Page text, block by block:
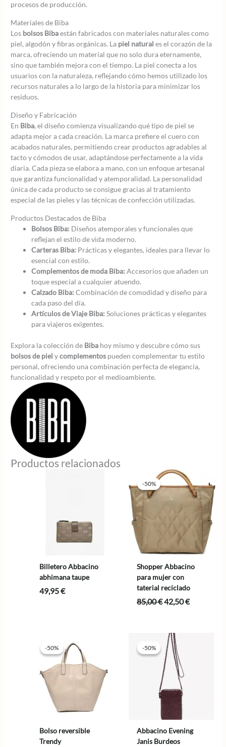
procesos de producción.
Materiales de Biba
Los bolsos Bibaestán fabricados con materiales naturales como
piel, algodón y fibras orgánicas. La piel natural es el corazón de la
marca, ofreciendo un material que no solo dura eternamente,
sino que también mejora con el tiempo. La piel conecta a los
usuarios con la naturaleza, reflejando cómo hemos utilizado los
recursos naturales a lo largo de la historia para minimizar los
residuos.
Diseño y Fabricación
En Biba, el diseño comienza visualizando qué tipo de piel se
adapta mejor a cada creación. La marca prefiere el cuero con
acabados naturales, permitiendo crear productos agradables al
tacto y cómodos de usar, adaptándose perfectamente a la vida
diaria. Cada pieza se elabora a mano, con un enfoque artesanal
que garantiza funcionalidad y atemporalidad. La personalidad
única de cada producto se consigue gracias al tratamiento
especial de las pieles y las técnicas de confección utilizadas.
Productos Destacados de Biba
Bolsos Biba: Diseños atemporales y funcionales que
reflejan el estilo de vida moderno.
Carteras Biba: Prácticas y elegantes, ideales para llevar lo
esencial con estilo.
Complementos de moda Biba: Accesorios que añaden un
toque especial a cualquier atuendo.
Calzado Biba: Combinación de comodidad y diseño para
cada paso del día.
Artículos de Viaje Biba: Soluciones prácticas y elegantes
para viajeros exigentes.
Explora la colección de Biba hoy mismo y descubre cómo sus
bolsos de piel ycomplementos pueden complementar tu estilo
personal, ofreciendo una combinación perfecta de elegancia,
funcionalidad y respeto por el medioambiente.
Productos relacionados
Billetero Abbacino
abhimana taupe
49,95€
-50%
-50%
Shopper Abbacino
para mujer con
taterial reciclado
85,00€El
era:
85,00 €.
42,50€El
-50%
-50%
Bolso reversible
Trendy
-50%
-50%
Abbacino Evening
Janis Burdeos